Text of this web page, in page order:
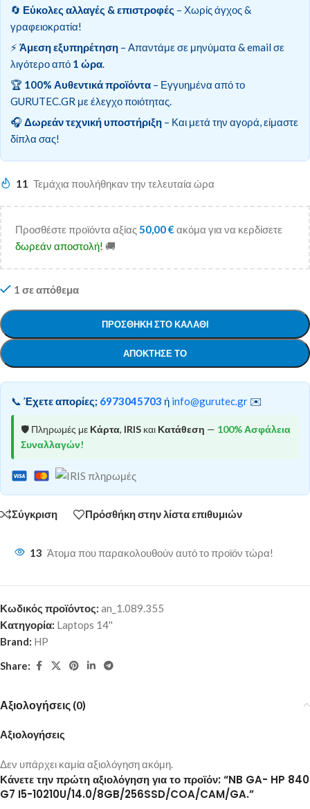
🔄 Εύκολες αλλαγές & επιστροφές – Χωρίς άγχος &
γραφειοκρατία!
⚡ Άμεση εξυπηρέτηση – Απαντάμε σε μηνύματα & email σε
λιγότερο από 1 ώρα.
🏆 100% Αυθεντικά προϊόντα – Εγγυημένα από το
GURUTEC.GR με έλεγχο ποιότητας.
🎧 Δωρεάν τεχνική υποστήριξη – Και μετά την αγορά, είμαστε
δίπλα σας!
11 Τεμάχια πουλήθηκαν την τελευταία ώρα
Προσθέστε προϊόντα αξίας50,00€ ακόμα για να κερδίσετε
δωρεάν αποστολή! 🚚
1 σε απόθεμα
ΠΡΟΣΘΉΚΗ ΣΤΟ ΚΑΛΆΘΙ
ΑΠΌΚΤΗΣΕ ΤΟ
📞 Έχετε απορίες; 6973045703 ή info@gurutec.gr ✉️
🛡️ Πληρωμές με Κάρτα, IRIS και Κατάθεση — 100% Ασφάλεια
Συναλλαγών!
Σύγκριση Πρόσθήκη στην λίστα επιθυμιών
13 Άτομα που παρακολουθούν αυτό το προϊόν τώρα!
Κωδικός προϊόντος: an_1.089.355
Κατηγορία: Laptops 14''
Brand: HP
Share:
Αξιολογήσεις (0)
Αξιολογήσεις
Δεν υπάρχει καμία αξιολόγηση ακόμη.
Κάνετε την πρώτη αξιολόγηση για το προϊόν: “NB GA- HP 840
G7 I5-10210U/14.0/8GB/256SSD/COA/CAM/GA.”